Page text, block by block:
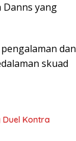
Danns yang
dan
skuad
Duel Kontra